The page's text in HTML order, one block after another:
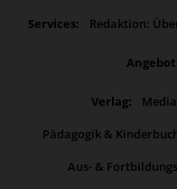
Services: Redaktion:
Verlag:
Pädagogik &
Aus- &